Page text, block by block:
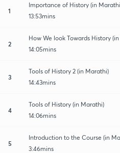
1
Importance of History (in
13:53mins
2
How We look Towards History
14:05mins
3
Tools of History 2 (in Marathi)
14:43mins
4
Tools of History (in Marathi)
14:06mins
5
Introduction to the Course (in
3:46mins